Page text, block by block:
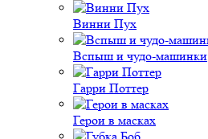
Винни Пух
Вспыш и чудо-машинки
Гарри Поттер
Герои в масках